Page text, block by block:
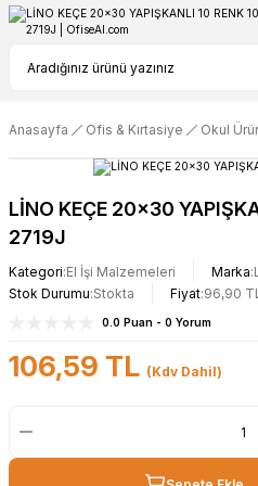
Anasayfa Ofis & Kırtasiye Okul
LİNO KEÇE 20x30
2719J
Kategori El İşi Malzemeleri Marka
Stok Durumu Stokta Fiyat 96,90
0.0 Puan - 0 Yorum
106,59 TL (Kdv Dahil)